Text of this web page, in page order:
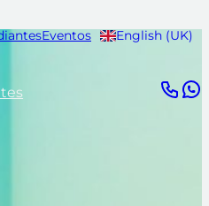
Eventos English (UK)